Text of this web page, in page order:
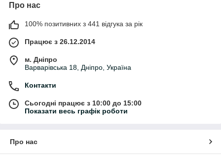
Про нас
100% позитивних з 441 відгука за рік
Працює з 26.12.2014
м. Дніпро
Варварівська 18, Дніпро, Україна
Контакти
Сьогодні працює з 10:00 до 15:00
Показати весь графік роботи
Про нас